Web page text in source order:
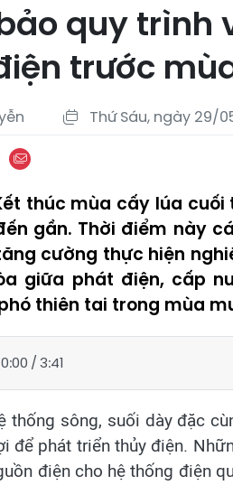
quy trình
trước
Thứ Sáu, ngày 29/
thúc mùa cấy lúa
gần. Thời điểm này
cường thực hiện
giữa phát điện, cấp
thiên tai trong mùa
0:00 /3:41
thống sông, suối dày đặc
để phát triển thủy điện.
điện cho hệ thống điện